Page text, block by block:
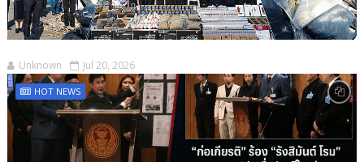
Unknown Jul 20, 2026
HOT NEWS